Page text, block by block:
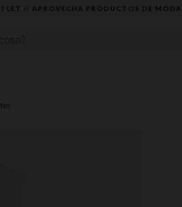
// APROVECHA PRODUCTOS DE MODA